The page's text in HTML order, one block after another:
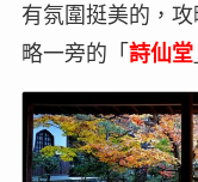
有氛圍挺美的，攻
略一旁的「 詩仙堂